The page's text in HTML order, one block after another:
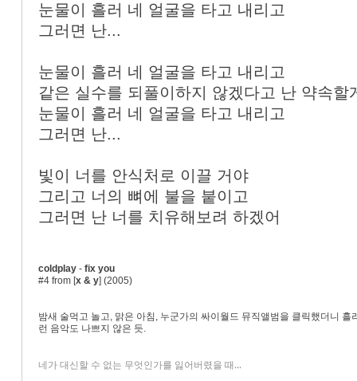
눈물이 흘러 네 얼굴을 타고 내리고
그러면 난...
눈물이 흘러 네 얼굴을 타고 내리고
같은 실수를 되풀이하지 않겠다고 난 약속할
눈물이 흘러 네 얼굴을 타고 내리고
그러면 난...
빛이 너를 안식처로 이끌 거야
그리고 너의 뼈에 불을 붙이고
그러면 난 너를 치유해보려 하겠어
coldplay - fix you
#4 from [x & y] (2005)
밤새 술먹고 놀고, 맑은 아침, 누군가의 싸이월드 뮤직앨범을 클릭했더니
런 음악도 나쁘지 않은 듯.
네가 대신할 수 없는 무엇인가를 잃어버렸을 때...